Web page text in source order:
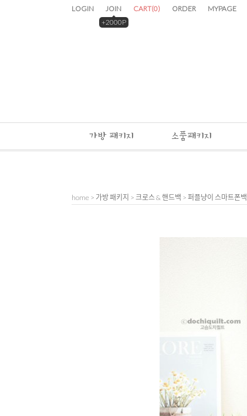
LOGIN
JOIN
+2000P
CART(0) ORDER MYPAGE
가방 패키지 소품패키지
home > 가방 패키지 > 크로스 & 핸드백 > 퍼플냥이 스마트폰백